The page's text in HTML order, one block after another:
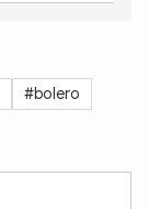
#bolero